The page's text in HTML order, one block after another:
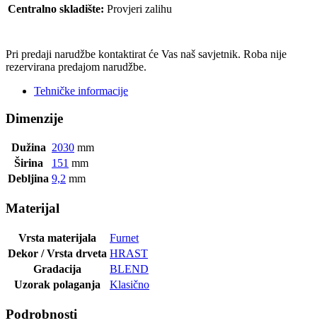
Centralno skladište: Provjeri zalihu
Pri predaji narudžbe kontaktirat će Vas naš savjetnik. Roba nije
rezervirana predajom narudžbe.
Tehničke informacije
Dimenzije
Dužina 2030 mm
Širina
151 mm
Debljina 9,2 mm
Materijal
Vrsta materijala
Furnet
Dekor / Vrsta drveta HRAST
Gradacija
BLEND
Uzorak polaganja
Klasično
Podrobnosti